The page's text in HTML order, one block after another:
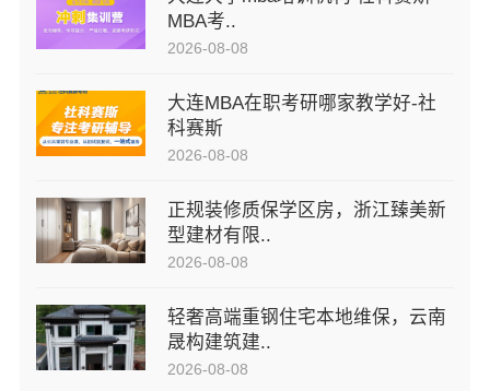
MBA考..
2026-08-08
大连MBA在职考研哪家教学好-社
科赛斯
2026-08-08
正规装修质保学区房，浙江臻美新
型建材有限..
2026-08-08
轻奢高端重钢住宅本地维保，云南
晟构建筑建..
2026-08-08